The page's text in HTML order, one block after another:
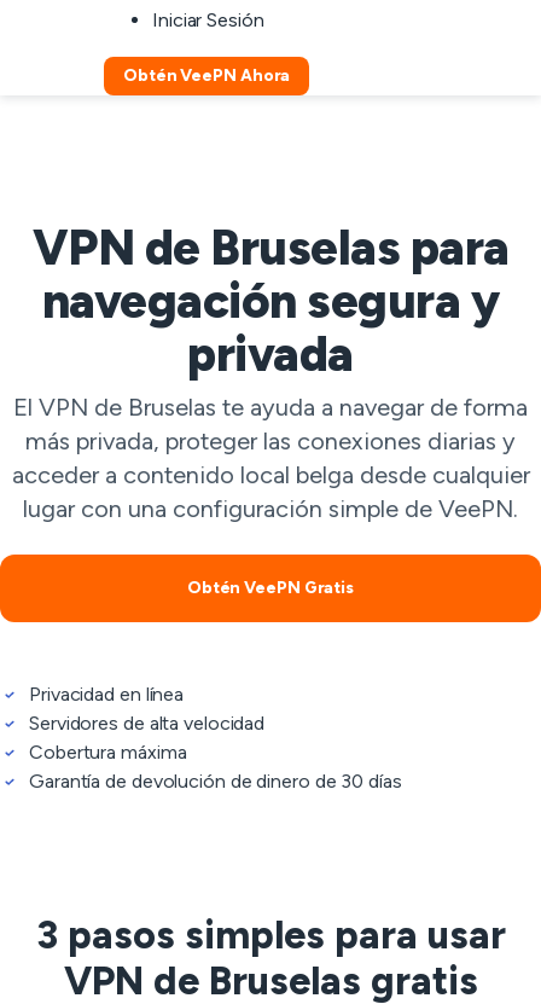
Iniciar Sesión
Obtén VeePN Ahora
VPN de Bruselas para
navegación segura y
privada
El VPN de Bruselas te ayuda a navegar de forma
más privada, proteger las conexiones diarias y
acceder a contenido local belga desde cualquier
lugar con una configuración simple de VeePN.
Obtén VeePN Gratis
Privacidad en línea
Servidores de alta velocidad
Cobertura máxima
Garantía de devolución de dinero de 30 días
3 pasos simples para usar
VPN de Bruselas gratis